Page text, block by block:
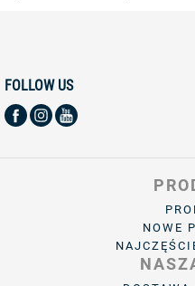
FOLLOW US
NOWE